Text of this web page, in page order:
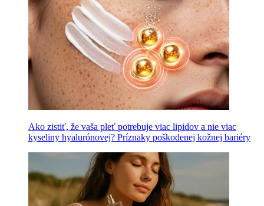
Ako zistiť, že vaša pleť potrebuje viac lipidov a nie viac
kyseliny hyalurónovej? Príznaky poškodenej kožnej bariéry